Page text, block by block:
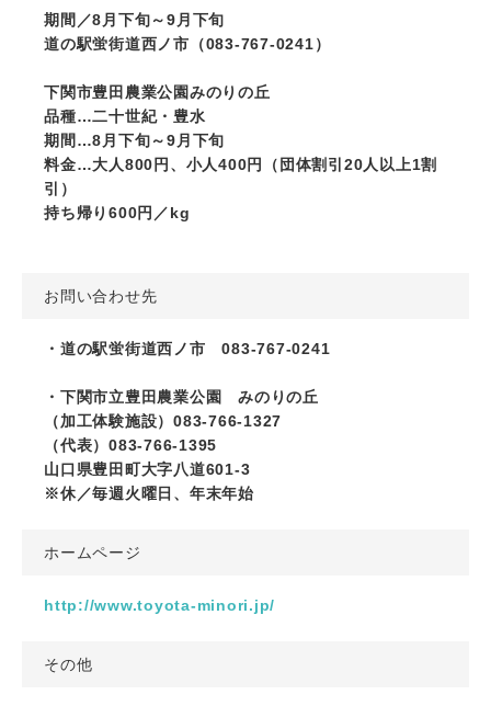
期間／8月下旬～9月下旬
道の駅蛍街道西ノ市（083-767-0241）
下関市豊田農業公園みのりの丘
品種…二十世紀・豊水
期間…8月下旬～9月下旬
料金…大人800円、小人400円（団体割引20人以上1割
引）
持ち帰り600円／kg
お問い合わせ先
・道の駅蛍街道西ノ市 083-767-0241
・下関市立豊田農業公園 みのりの丘
（加工体験施設）083-766-1327
（代表）083-766-1395
山口県豊田町大字八道601-3
※休／毎週火曜日、年末年始
ホームページ
http://www.toyota-minori.jp/
その他